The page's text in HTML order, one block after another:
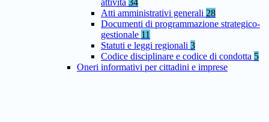
attività 34
Atti amministrativi generali 28
Documenti di programmazione strategico-
gestionale 11
Statuti e leggi regionali 3
Codice disciplinare e codice di condotta 5
Oneri informativi per cittadini e imprese